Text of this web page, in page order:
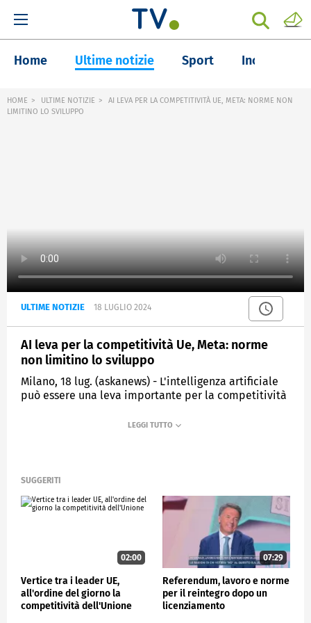
Home Ultime notizie Sport Inchieste
HOME ULTIME NOTIZIE
AI LEVA PER LA COMPETITIVITÀ UE, META: NORME NON
LIMITINO LO SVILUPPO
ULTIME NOTIZIE 18 LUGLIO 2024
AI leva per la competitività Ue, Meta: norme
non limitino lo sviluppo
Milano, 18 lug. (askanews) - L'intelligenza artificiale
può essere una leva importante per la competitività
suo sviluppo dipende dal quadro regolatorio di cui
rappresentanti di istituzioni, aziende e società
civile. La discussione della terza policy breakfast
della casa madre di Facebook, in media partnership
con askanews, è partita dall'Ai Act approvato
dall'Unione europea, proprio nelle stesse ore in cui
la plenaria del Parlamento rieleggeva Ursula von der
Leyen alla guida della Commissione.
Per Meta il quadro normativo non deve essere un
limite all'innovazione ma bilanciare tutela dei
SUGGERITI
02:00
Vertice tra i leader UE,
all'ordine del giorno la
competitività dell'Unione
07:29
Referendum, lavoro e norme
per il reintegro dopo un
licenziamento